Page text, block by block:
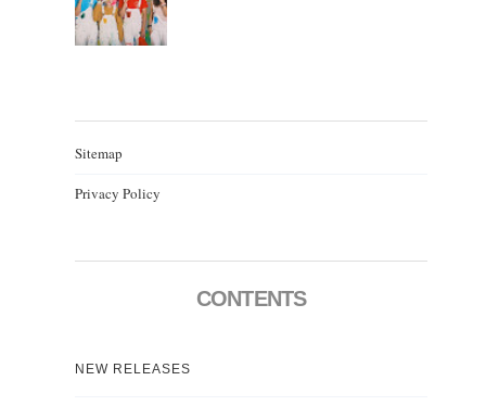
Sitemap
Privacy Policy
CONTENTS
NEW RELEASES